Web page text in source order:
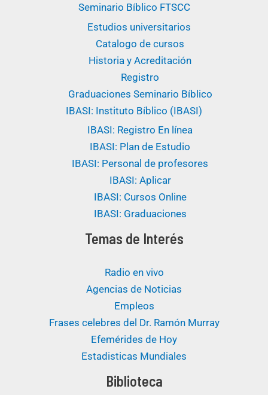
Seminario Bíblico FTSCC
Estudios universitarios ​
Catalogo de cursos
Historia y Acreditación
Registro
Graduaciones Seminario Bíblico
IBASI: Instituto Bíblico (IBASI)
IBASI: Registro En línea
IBASI: Plan de Estudio
IBASI: Personal de profesores
IBASI: Aplicar
IBASI: Cursos Online
IBASI: Graduaciones
Temas de Interés
Radio en vivo
Agencias de Noticias
Empleos
Frases celebres del Dr. Ramón Murray
Efemérides de Hoy
Estadisticas Mundiales
Biblioteca